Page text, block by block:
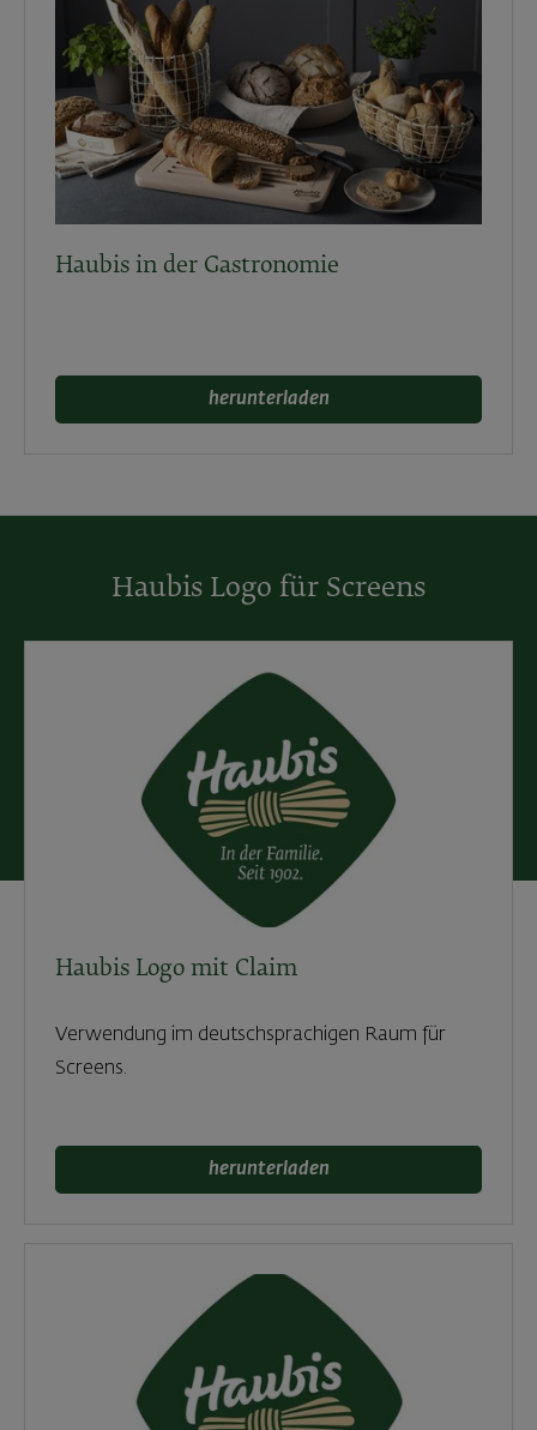
Haubis in der Gastronomie
herunterladen
Haubis Logo für Screens
Haubis Logo mit Claim
Verwendung im deutschsprachigen Raum für
Screens.
herunterladen